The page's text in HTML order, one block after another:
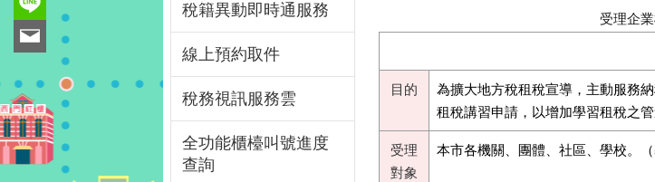
稅籍異動即時通服務
線上預約取件
稅務視訊服務雲
全功能櫃檯叫號進度
查詢
受理企
目的
為擴大地方稅租稅宣導，主動服務
租稅講習申請，以增加學習租稅之管
受理
對象
本市各機關、團體、社區、學校。